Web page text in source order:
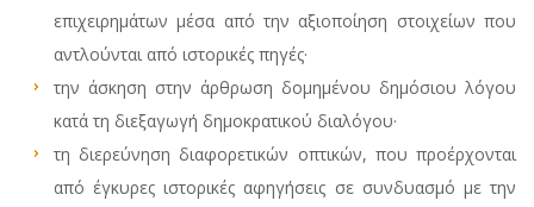
επιχειρημάτων μέσα από την αξιοποίηση στοιχείων που
αντλούνται από ιστορικές πηγές·
την άσκηση στην άρθρωση δομημένου δημόσιου λόγου
κατά τη διεξαγωγή δημοκρατικού διαλόγου·
τη διερεύνηση διαφορετικών οπτικών, που προέρχονται
από έγκυρες ιστορικές αφηγήσεις σε συνδυασμό με την